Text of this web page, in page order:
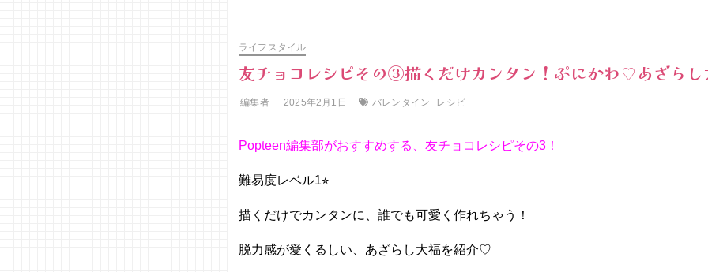
ライフスタイル
友チョコレシピその③描くだけカンタン！ぷにかわ♡あざらし
編集者 2025年2月1日 バレンタイン レシピ
Popteen編集部がおすすめする、友チョコレシピその3！
難易度レベル1⭐︎
描くだけでカンタンに、誰でも可愛く作れちゃう！
脱力感が愛くるしい、あざらし大福を紹介♡